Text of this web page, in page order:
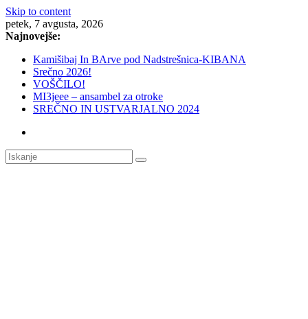
Skip to content
petek, 7 avgusta, 2026
Najnovejše:
Kamišibaj In BArve pod Nadstrešnica-KIBANA
Srečno 2026!
VOŠČILO!
MI3jeee – ansambel za otroke
SREČNO IN USTVARJALNO 2024